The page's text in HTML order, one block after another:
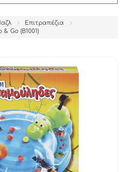
Επιτραπέζια
Go (B1001)